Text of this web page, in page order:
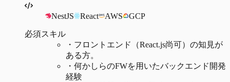
NestJS React AWS GCP
必須スキル
・ フロントエンド（React.js尚可）の知見が
ある方。
・ 何かしらのFWを用いたバックエンド開発
経験